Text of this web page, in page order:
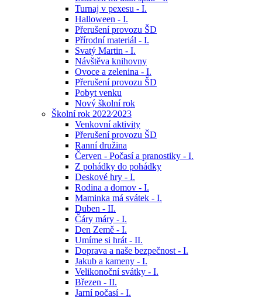
Turnaj v pexesu - I.
Halloween - I.
Přerušení provozu ŠD
Přírodní materiál - I.
Svatý Martin - I.
Návštěva knihovny
Ovoce a zelenina - I.
Přerušení provozu ŠD
Pobyt venku
Nový školní rok
Školní rok 2022⁄2023
Venkovní aktivity
Přerušení provozu ŠD
Ranní družina
Červen - Počasí a pranostiky - I.
Z pohádky do pohádky
Deskové hry - I.
Rodina a domov - I.
Maminka má svátek - I.
Duben - II.
Čáry máry - I.
Den Země - I.
Umíme si hrát - II.
Doprava a naše bezpečnost - I.
Jakub a kameny - I.
Velikonoční svátky - I.
Březen - II.
Jarní počasí - I.